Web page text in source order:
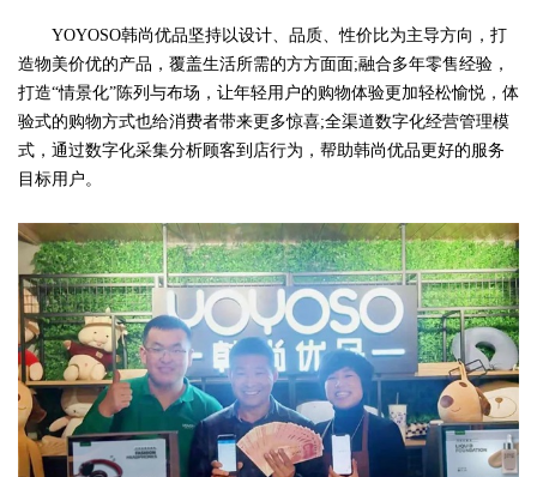
YOYOSO韩尚优品坚持以设计、品质、性价比为主导方向，打
造物美价优的产品，覆盖生活所需的方方面面;融合多年零售经验，
打造“情景化”陈列与布场，让年轻用户的购物体验更加轻松愉悦，体
验式的购物方式也给消费者带来更多惊喜;全渠道数字化经营管理模
式，通过数字化采集分析顾客到店行为，帮助韩尚优品更好的服务
目标用户。